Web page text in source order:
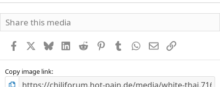
Share this media
Facebook BlueskyLinkedInReddit PinterestTumblr WhatsApp
E-MailLink
Copy image link